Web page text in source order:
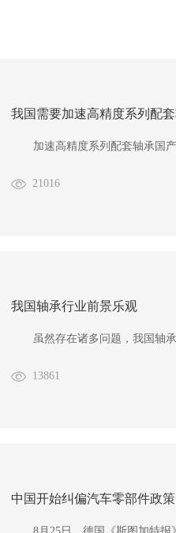
我国需要加速高精度系列配
加速高精度系列配套轴承国产
21016
我国轴承行业前景乐观
虽然存在诸多问题，我国轴承
13861
中国开始纠偏汽车零部件政策